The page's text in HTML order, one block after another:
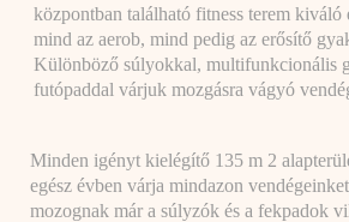
központban található fitness terem kiváló
mind az aerob, mind pedig az erősítő
Különböző súlyokkal, multifunkcionális
futópaddal várjuk mozgásra vágyó
Minden igényt kielégítő 135 m 2
egész évben várja mindazon
mozognak már a súlyzók és a fekpadok